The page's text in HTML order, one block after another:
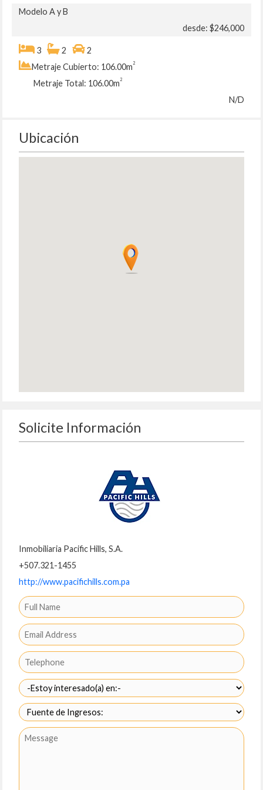
Modelo A y B
desde: $246,000
3 2
2
Metraje Cubierto: 106.00m 2
Metraje Total: 106.00m 2
N/D
Ubicación
Solicite Información
Inmobiliaria Pacific Hills, S.A.
+507.321-1455
http://www.pacifichills.com.pa